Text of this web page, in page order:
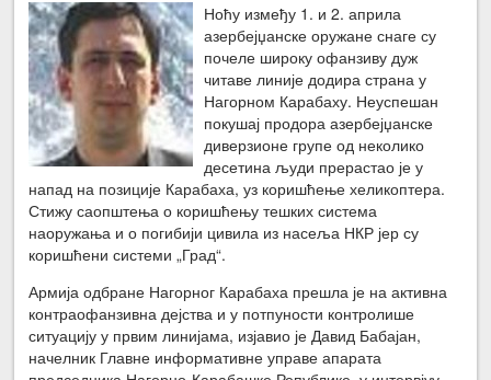
Ноћу између 1. и 2. априла
азербејџанске оружане снаге су
почеле широку офанзиву дуж
читаве линије додира страна у
Нагорном Карабаху. Неуспешан
покушај продора азербејџанске
диверзионе групе од неколико
десетина људи прерастао је у
напад на позиције Карабаха, уз коришћење хеликоптера.
Стижу саопштења о коришћењу тешких система
наоружања и о погибији цивила из насеља НКР јер су
коришћени системи „Град“.
Армија одбране Нагорног Карабаха прешла је на активна
контраофанзивна дејства и у потпуности контролише
ситуацију у првим линијама, изјавио је Давид Бабајан,
начелник Главне информативне управе апарата